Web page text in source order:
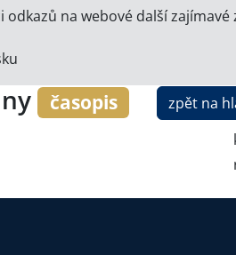
odkazů na webové další
časopis
zpět na